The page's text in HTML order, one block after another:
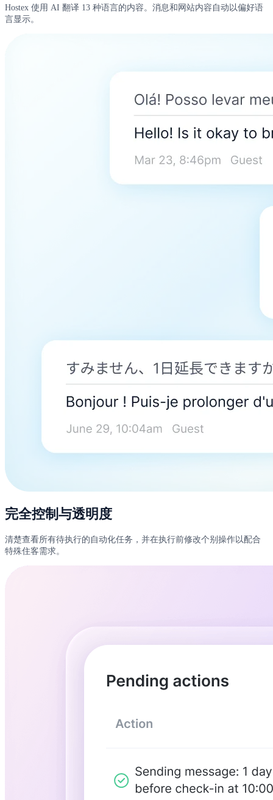
Hostex 使用 AI 翻译 13 种语言的内容。消息和网站内容自动以偏好语
言显示。
完全控制与透明度
清楚查看所有待执行的自动化任务，并在执行前修改个别操作以配合
特殊住客需求。